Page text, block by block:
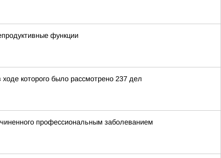
функции
которого было рассмотрено 237 дел
профессиональным заболеванием